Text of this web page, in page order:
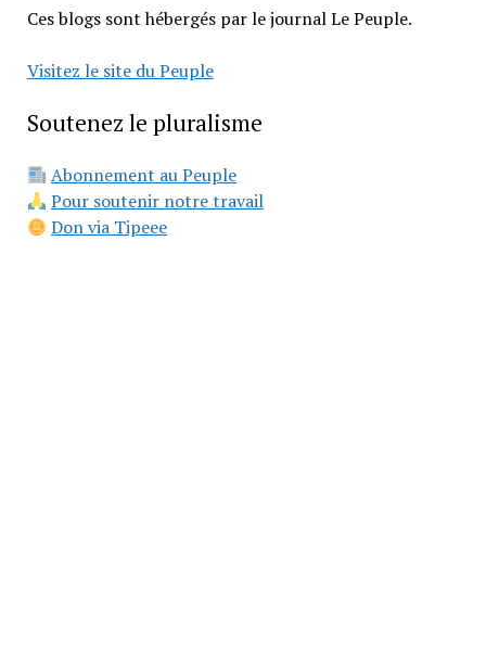
Ces blogs sont hébergés par le journal Le Peuple.
Visitez le site du Peuple
Soutenez le pluralisme
Abonnement au Peuple
Pour soutenir notre travail
Don via Tipeee